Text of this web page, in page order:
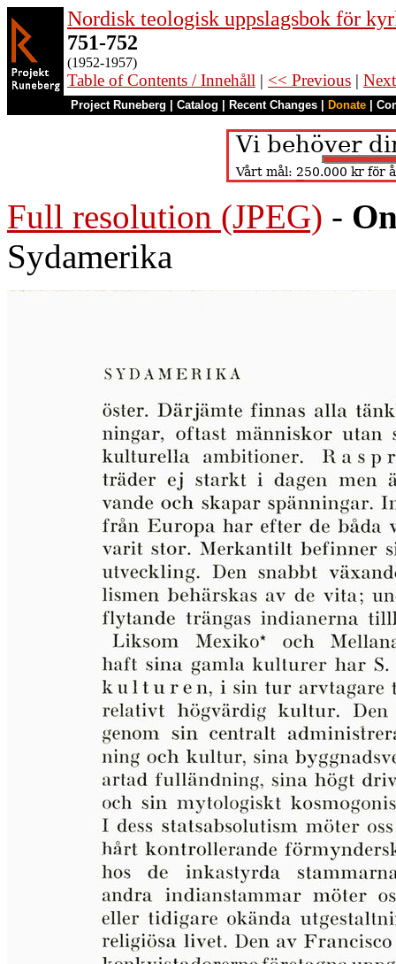
Nordisk teologisk uppslagsbok för
751-752
(1952-1957)
Table of Contents / Innehåll | << Previous |
Project Runeberg Catalog Recent Changes Donate
Full resolution (JPEG) -
Sydamerika